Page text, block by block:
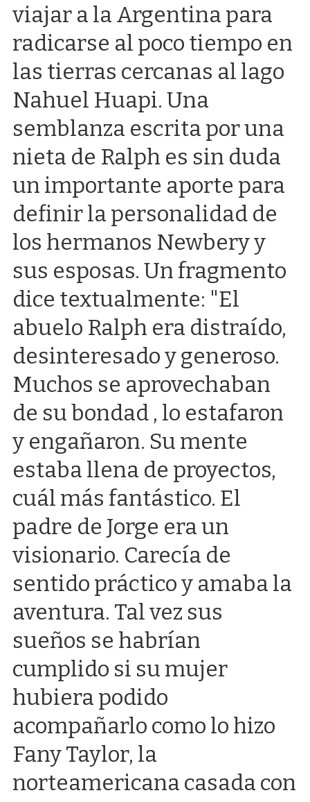
viajar a la Argentina para
radicarse al poco tiempo en
las tierras cercanas al lago
Nahuel Huapi. Una
semblanza escrita por una
nieta de Ralph es sin duda
un importante aporte para
definir la personalidad de
los hermanos Newbery y
sus esposas. Un fragmento
dice textualmente: "El
abuelo Ralph era distraído,
desinteresado y generoso.
Muchos se aprovechaban
de su bondad , lo estafaron
y engañaron. Su mente
estaba llena de proyectos,
cuál más fantástico. El
padre de Jorge era un
visionario. Carecía de
sentido práctico y amaba la
aventura. Tal vez sus
sueños se habrían
cumplido si su mujer
hubiera podido
acompañarlo como lo hizo
Fany Taylor, la
norteamericana casada con